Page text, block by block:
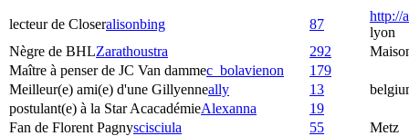
lecteur de Closeralisonbing 87
http://
lyon
Nègre de BHLZarathoustra 292
Maître à penser de JC Van dammec_bolavienon
179
Meilleur(e) ami(e) d'une Gillyenneally 13
postulant(e) à la Star AcacadémieAlexanna
19
Fan de Florent Pagnyscisciula 55
Metz